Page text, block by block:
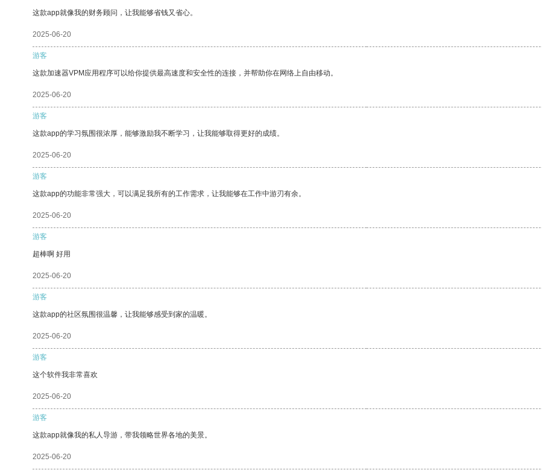
这款app就像我的财务顾问，让我能够省钱又省心。
2025-06-20
游客
这款加速器VPM应用程序可以给你提供最高速度和安全性的连接，并帮助你在网络上自由移动。
2025-06-20
游客
这款app的学习氛围很浓厚，能够激励我不断学习，让我能够取得更好的成绩。
2025-06-20
游客
这款app的功能非常强大，可以满足我所有的工作需求，让我能够在工作中游刃有余。
2025-06-20
游客
超棒啊 好用
2025-06-20
游客
这款app的社区氛围很温馨，让我能够感受到家的温暖。
2025-06-20
游客
这个软件我非常喜欢
2025-06-20
游客
这款app就像我的私人导游，带我领略世界各地的美景。
2025-06-20